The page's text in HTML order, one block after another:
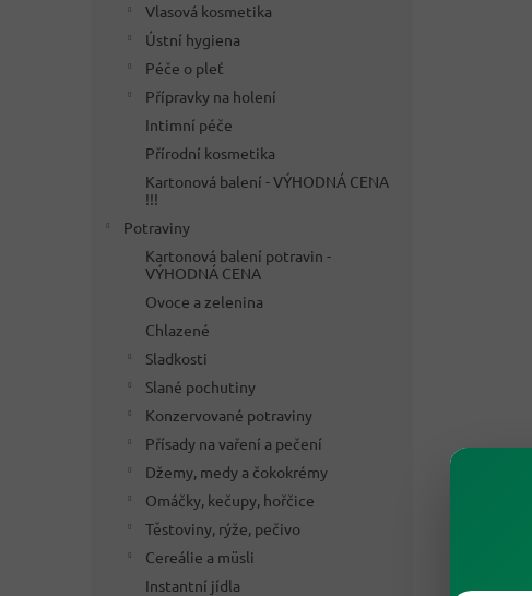
Vlasová kosmetika
Ústní hygiena
Péče o pleť
Přípravky na holení
Intimní péče
Přírodní kosmetika
Kartonová balení - VÝHODNÁ CENA
!!!
Potraviny
Kartonová balení potravin -
VÝHODNÁ CENA
Ovoce a zelenina
Chlazené
Sladkosti
Slané pochutiny
Konzervované potraviny
Přísady na vaření a pečení
Džemy, medy a čokokrémy
Omáčky, kečupy, hořčice
Těstoviny, rýže, pečivo
Cereálie a müsli
Instantní jídla